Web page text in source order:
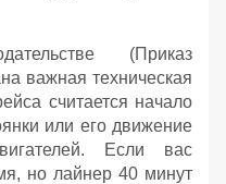
(Приказ
важная техническая
считается начало
или его движение
Если вас
но лайнер 40 минут